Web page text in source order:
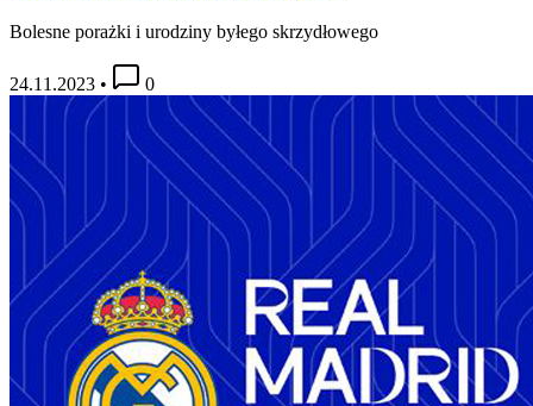
Bolesne porażki i urodziny byłego skrzydłowego
24.11.2023 • 0